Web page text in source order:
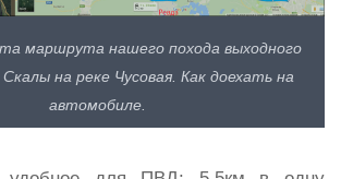
маршрута нашего похода выходного
на реке Чусовая. Как доехать на
автомобиле.